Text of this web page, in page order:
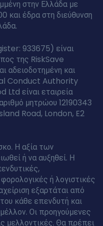
στην Ελλάδα με
και έδρα στη διεύθυνση
933675) είναι
της RiskSave
αδειοδοτημένη και
Conduct Authority
είναι εταιρεία
μητρώου 12190343
Road, London, E2
Η αξία των
ή να αυξηθεί. Η
ή λογιστικές
εξαρτάται από
κάθε επενδυτή και
Οι προηγούμενες
μελλοντικές. Θα πρέπει